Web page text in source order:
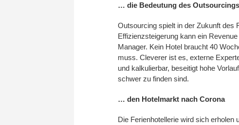
… die Bedeutung des Outsourcings
Outsourcing spielt in der Zukunft des
Effizienzsteigerung kann ein
Manager. Kein Hotel braucht 40
muss. Cleverer ist es, externe
und kalkulierbar, beseitigt hohe
schwer zu finden sind.
… den Hotelmarkt nach Corona
Die Ferienhotellerie wird sich